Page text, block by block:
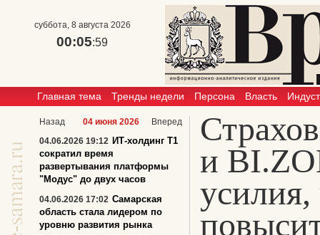
суббота, 8 августа 2026
00:05:59
Главная тема Тренды недели Персона Власть
и
Назад 04 июня 2026
Вперед
04.06.2026 19:12 ИТ-холдинг Т1
сократил время
развертывания платформы
"Модус" до двух часов
04.06.2026 17:02 Самарская
область стала лидером по
уровню развития рынка